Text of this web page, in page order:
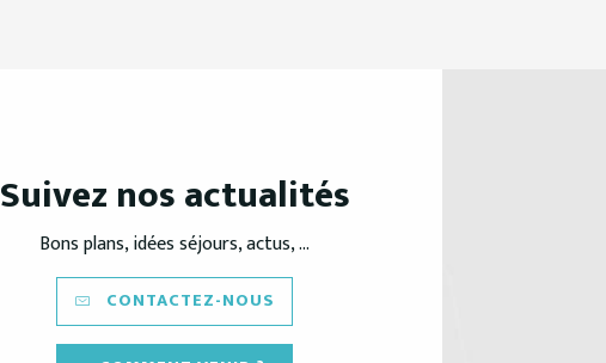
Suivez nos actualités
Bons plans, idées séjours, actus, ...
CONTACTEZ-NOUS